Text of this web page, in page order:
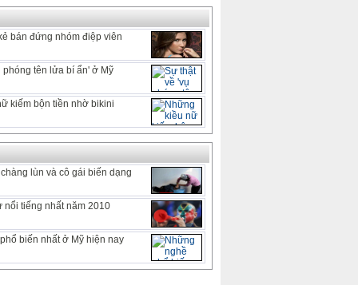
bán đứng nhóm điệp viên
phóng tên lửa bí ẩn' ở Mỹ
kiếm bộn tiền nhờ bikini
lùn và cô gái biến dạng
nổi tiếng nhất năm 2010
biến nhất ở Mỹ hiện nay